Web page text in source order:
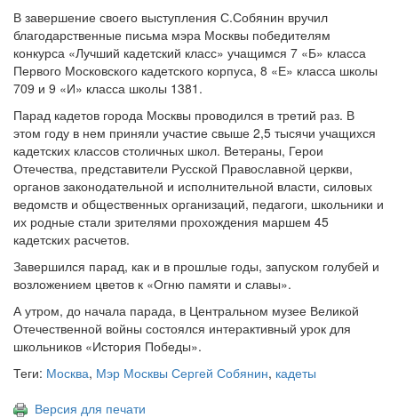
В завершение своего выступления С.Собянин вручил
благодарственные письма мэра Москвы победителям
конкурса «Лучший кадетский класс» учащимся 7 «Б» класса
Первого Московского кадетского корпуса, 8 «Е» класса школы
709 и 9 «И» класса школы 1381.
Парад кадетов города Москвы проводился в третий раз. В
этом году в нем приняли участие свыше 2,5 тысячи учащихся
кадетских классов столичных школ. Ветераны, Герои
Отечества, представители Русской Православной церкви,
органов законодательной и исполнительной власти, силовых
ведомств и общественных организаций, педагоги, школьники и
их родные стали зрителями прохождения маршем 45
кадетских расчетов.
Завершился парад, как и в прошлые годы, запуском голубей и
возложением цветов к «Огню памяти и славы».
А утром, до начала парада, в Центральном музее Великой
Отечественной войны состоялся интерактивный урок для
школьников «История Победы».
Теги: Москва, Мэр Москвы Сергей Собянин, кадеты
Версия для печати